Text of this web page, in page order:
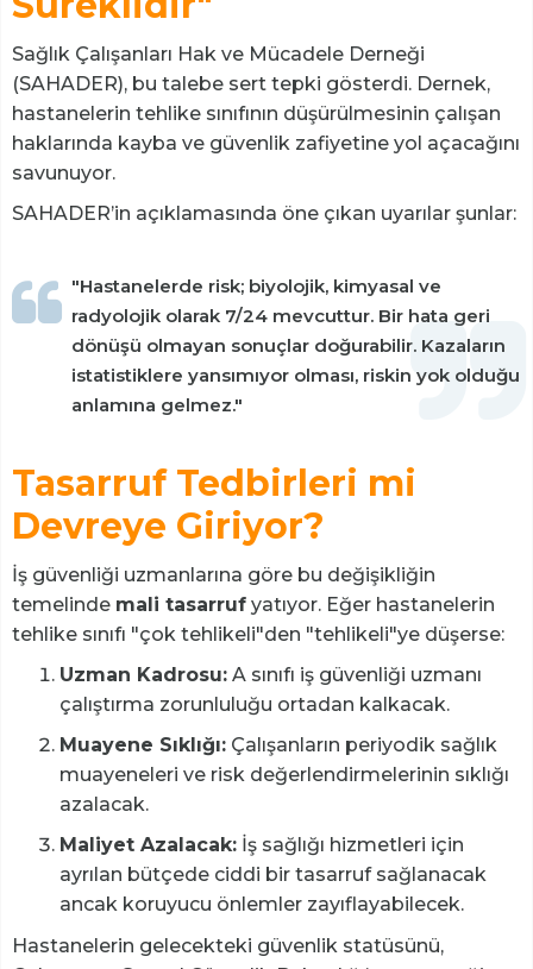
Sağlık Çalışanları Hak ve Mücadele Derneği
(SAHADER), bu talebe sert tepki gösterdi. Dernek,
hastanelerin tehlike sınıfının düşürülmesinin çalışan
haklarında kayba ve güvenlik zafiyetine yol açacağını
savunuyor.
SAHADER’in açıklamasında öne çıkan uyarılar şunlar:
"Hastanelerde risk; biyolojik, kimyasal ve
radyolojik olarak 7/24 mevcuttur. Bir hata geri
dönüşü olmayan sonuçlar doğurabilir. Kazaların
istatistiklere yansımıyor olması, riskin yok olduğu
anlamına gelmez."
Tasarruf Tedbirleri mi
Devreye Giriyor?
İş güvenliği uzmanlarına göre bu değişikliğin
temelinde mali tasarruf yatıyor. Eğer hastanelerin
tehlike sınıfı "çok tehlikeli"den "tehlikeli"ye düşerse:
Uzman Kadrosu: A sınıfı iş güvenliği uzmanı
çalıştırma zorunluluğu ortadan kalkacak.
Muayene Sıklığı: Çalışanların periyodik sağlık
muayeneleri ve risk değerlendirmelerinin sıklığı
azalacak.
Maliyet Azalacak: İş sağlığı hizmetleri için
ayrılan bütçede ciddi bir tasarruf sağlanacak
ancak koruyucu önlemler zayıflayabilecek.
Hastanelerin gelecekteki güvenlik statüsünü,